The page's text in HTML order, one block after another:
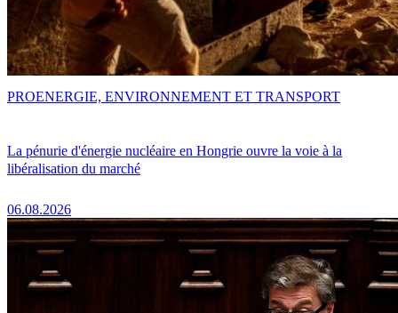
La pénurie d'énergie nucléaire en Hongrie ouvre la voie à la
libéralisation du marché
06.08.2026
PROENERGIE, ENVIRONNEMENT ET TRANSPORT